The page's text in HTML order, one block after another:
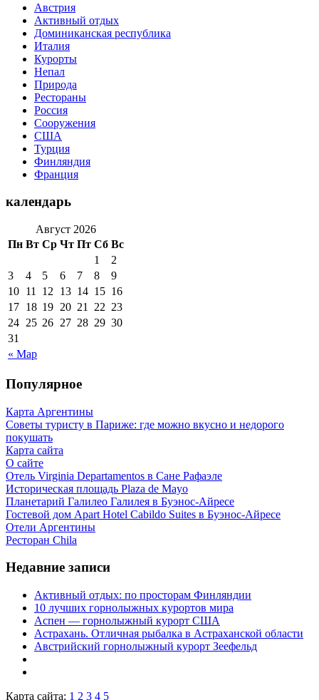
Австрия
Активный отдых
Доминиканская республика
Италия
Курорты
Непал
Природа
Рестораны
Россия
Сооружения
США
Турция
Финляндия
Франция
календарь
Август 2026
Пн Вт Ср Чт Пт Сб Вс
« Мар
1
2
3
4 5 6 7 8
9
10 11 12 13 14 15 16
17 18 19 20 21 22 23
24 25 26 27 28 29 30
31
Популярное
Карта Аргентины
Советы туристу в Париже: где можно вкусно и недорого
покушать
Карта сайта
О сайте
Отель Virginia Departamentos в Сане Рафаэле
Историческая площадь Plaza de Mayo
Планетарий Галилео Галилея в Буэнос-Айресе
Гостевой дом Apart Hotel Cabildo Suites в Буэнос-Айресе
Отели Аргентины
Ресторан Chila
Недавние записи
Активный отдых: по просторам Финляндии
10 лучших горнолыжных курортов мира
Аспен — горнолыжный курорт США
Астрахань. Отличная рыбалка в Астраханской области
Австрийский горнолыжный курорт Зеефельд
Карта сайта: 1 2 3 4 5